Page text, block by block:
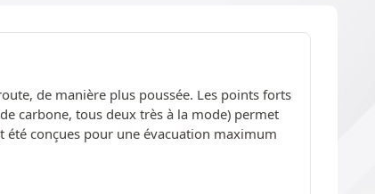
de manière plus poussée. Les points forts
carbone, tous deux très à la mode) permet
conçues pour une évacuation maximum